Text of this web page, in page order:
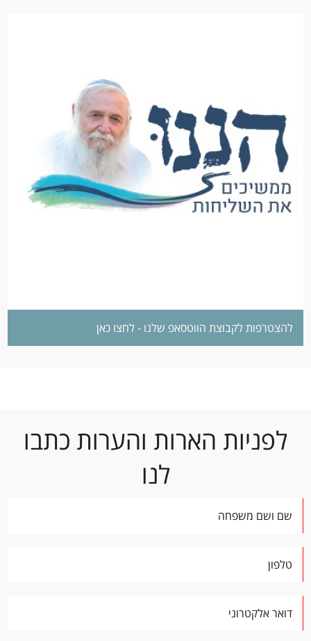
להצטרפות לקבוצת הווטסאפ שלנו - לחצו כאן
לפניות הארות והערות כתבו
לנו